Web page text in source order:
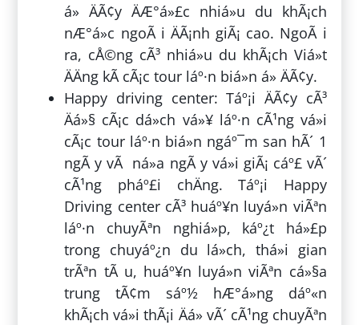
á» ÄÃ¢y ÄÆ°á»£c nhiá»u du khÃ¡ch
nÆ°á»c ngoÃ i ÄÃ¡nh giÃ¡ cao. NgoÃ i
ra, cÅ©ng cÃ³ nhiá»u du khÃ¡ch Viá»t
ÄÄng kÃ­ cÃ¡c tour láº·n biá»n á» ÄÃ¢y.
Happy driving center: Táº¡i ÄÃ¢y cÃ³
Äá»§ cÃ¡c dá»ch vá»¥ láº·n cÃ¹ng vá»i
cÃ¡c tour láº·n biá»n ngáº¯m san hÃ´ 1
ngÃ y vÃ ná»­a ngÃ y vá»i giÃ¡ cáº£ vÃ´
cÃ¹ng pháº£i chÄng. Táº¡i Happy
Driving center cÃ³ huáº¥n luyá»n viÃªn
láº·n chuyÃªn nghiá»p, káº¿t há»£p
trong chuyáº¿n du lá»ch, thá»i gian
trÃªn tÃ u, huáº¥n luyá»n viÃªn cá»§a
trung tÃ¢m sáº½ hÆ°á»ng dáº«n
khÃ¡ch vá»i thÃ¡i Äá» vÃ´ cÃ¹ng chuyÃªn